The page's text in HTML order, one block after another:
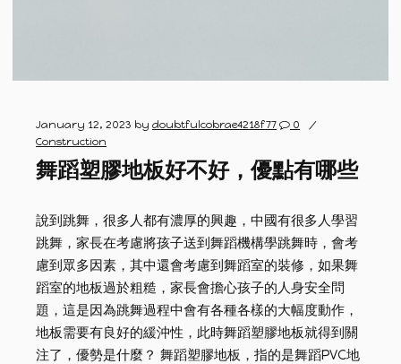
January 12, 2023 by doubtfulcobrae4218f77
0
Construction
舞蹈塑膠地板好不好，優點有哪些
說到跳舞，很多人都有濃厚的興趣，中國有很多人學習
跳舞，家長在考慮將孩子送到舞蹈機構學跳舞時，會考
慮到眾多因素，其中還會考慮到舞蹈室的裝修，如果舞
蹈室的地板過於粗糙，家長會擔心孩子的人身安全問
題，這是因為跳舞過程中會有各種各樣的大幅度動作，
地板需要有良好的緩沖性，此時舞蹈塑膠地板就得到關
注了，優勢是什麼？ 舞蹈塑膠地板，指的是舞蹈PVC地